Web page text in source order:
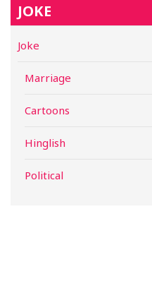
JOKE
Joke
Marriage
Cartoons
Hinglish
Political